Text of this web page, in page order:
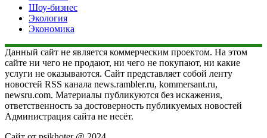
Шоу-бизнес
Экология
Экономика
Данный сайт не является коммерческим проектом. На этом
сайте ни чего не продают, ни чего не покупают, ни какие
услуги не оказываются. Сайт представляет собой ленту
новостей RSS канала news.rambler.ru, kommersant.ru,
newsru.com. Материалы публикуются без искажения,
ответственность за достоверность публикуемых новостей
Администрация сайта не несёт.